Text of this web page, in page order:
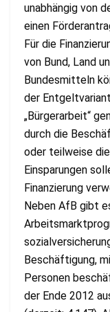
unabhängig von
einen
Für die
von Bund, Land
Bundesmitteln
der
„Bürgerarbeit“
durch die
oder teilweise
Einsparungen
Finanzierung
Neben AfB gibt
Beschäftigung,
Personen
der Ende 2012